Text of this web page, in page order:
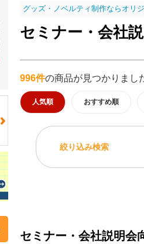
グッズ・ノベルティ制作ならオリ
セミナー・会社
996件の商品が見つかりまし
人気順 おすすめ順
絞り込み検索
セミナー・会社説明会